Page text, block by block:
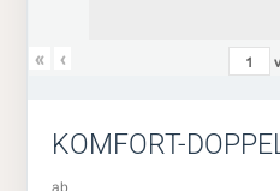
« ‹
KOMFORT-